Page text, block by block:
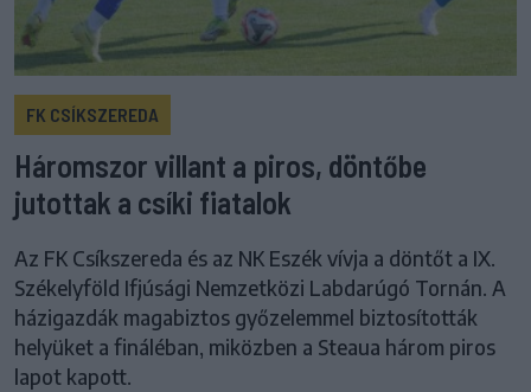
FK CSÍKSZEREDA
Háromszor villant a piros, döntőbe
jutottak a csíki fiatalok
Az FK Csíkszereda és az NK Eszék vívja a döntőt a IX.
Székelyföld Ifjúsági Nemzetközi Labdarúgó Tornán. A
házigazdák magabiztos győzelemmel biztosították
helyüket a fináléban, miközben a Steaua három piros
lapot kapott.